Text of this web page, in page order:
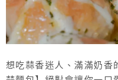
想吃蒜香迷人、滿滿奶香